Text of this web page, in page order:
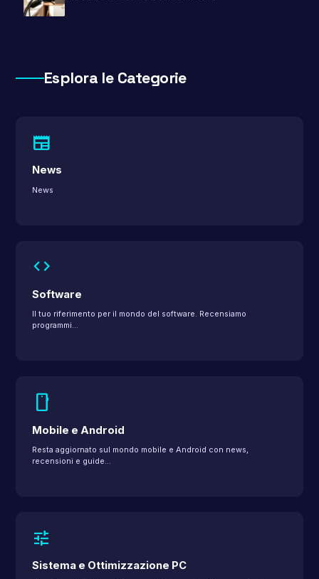
Esplora le Categorie
newspaper
News
News
code
Software
Il tuo riferimento per il mondo del software. Recensiamo
programmi…
smartphone
Mobile e Android
Resta aggiornato sul mondo mobile e Android con news,
recensioni e guide…
tune
Sistema e Ottimizzazione PC